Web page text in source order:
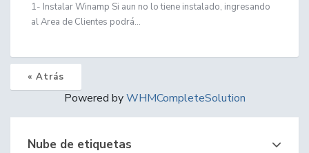
1- Instalar Winamp Si aun no lo tiene instalado, ingresando
al Area de Clientes podrá...
« Atrás
Powered byWHMCompleteSolution
Nube de etiquetas